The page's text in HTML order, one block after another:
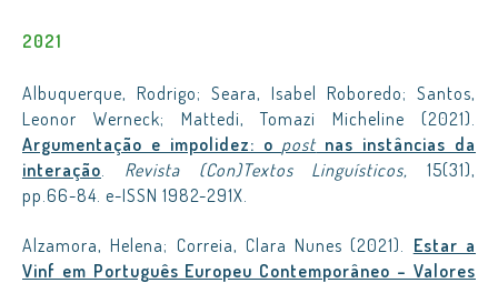
2021
Albuquerque, Rodrigo; Seara, Isabel Roboredo; Santos,
Leonor Werneck; Mattedi, Tomazi Micheline (2021).
Argumentação e impolidez: o post nas instâncias da
interação. Revista (Con)Textos Linguísticos, 15(31),
pp.66-84. e-ISSN 1982-291X.
Alzamora, Helena; Correia, Clara Nunes (2021). Estar a
Vinf em Português Europeu Contemporâneo – Valores